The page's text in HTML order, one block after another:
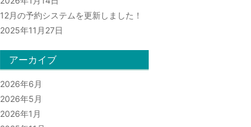
12月の予約システムを更新しました！
2025年11月27日
アーカイブ
2026年6月
2026年5月
2026年1月